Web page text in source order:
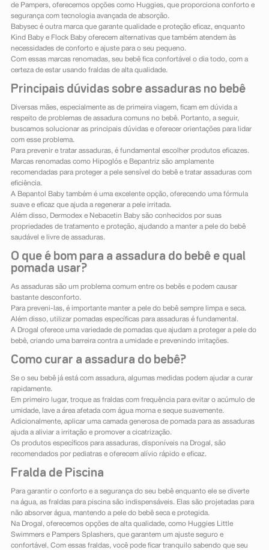
de Pampers, oferecemos opções como Huggies, que proporciona conforto e
segurança com tecnologia avançada de absorção.
Babysec é outra marca que garante qualidade e proteção eficaz, enquanto
Kind Baby e Flock Baby oferecem alternativas que também atendem às
necessidades de conforto e ajuste para o seu pequeno.
Com essas marcas renomadas, seu bebê fica confortável o dia todo, com a
certeza de estar usando fraldas de alta qualidade.
Principais dúvidas sobre assaduras no bebê
Diversas mães, especialmente as de primeira viagem, ficam em dúvida a
respeito de problemas de assadura comuns no bebê. Portanto, a seguir,
buscamos solucionar as principais dúvidas e oferecer orientações para lidar
com esse problema.
Para prevenir e tratar assaduras, é fundamental escolher produtos eficazes.
Marcas renomadas como Hipoglós e Bepantriz são amplamente
recomendadas para proteger a pele sensível do bebê e tratar assaduras com
eficiência.
A Bepantol Baby também é uma excelente opção, oferecendo uma fórmula
suave e eficaz que ajuda a regenerar a pele irritada.
Além disso, Dermodex e Nebacetin Baby são conhecidos por suas
propriedades de tratamento e proteção, ajudando a manter a pele do bebê
saudável e livre de assaduras.
O que é bom para a assadura do bebê e qual
pomada usar?
As assaduras são um problema comum entre os bebês e podem causar
bastante desconforto.
Para preveni-las, é importante manter a pele do bebê sempre limpa e seca.
Além disso, utilizar pomadas específicas para assaduras é fundamental.
A Drogal oferece uma variedade de pomadas que ajudam a proteger a pele do
bebê, criando uma barreira contra a umidade e prevenindo irritações.
Como curar a assadura do bebê?
Se o seu bebê já está com assadura, algumas medidas podem ajudar a curar
rapidamente.
Em primeiro lugar, troque as fraldas com frequência para evitar o acúmulo de
umidade, lave a área afetada com água morna e seque suavemente.
Adicionalmente, aplicar uma camada generosa de pomada para as assaduras
ajuda a aliviar a irritação e promover a cicatrização.
Os produtos específicos para assaduras, disponíveis na Drogal, são
recomendados por pediatras e oferecem alívio rápido e eficaz.
Fralda de Piscina
Para garantir o conforto e a segurança do seu bebê enquanto ele se diverte
na água, as fraldas para piscina são indispensáveis. Elas são projetadas para
não absorver água, mantendo a pele do bebê seca e protegida.
Na Drogal, oferecemos opções de alta qualidade, como Huggies Little
Swimmers e Pampers Splashers, que garantem um ajuste seguro e
confortável. Com essas fraldas, você pode ficar tranquilo sabendo que seu